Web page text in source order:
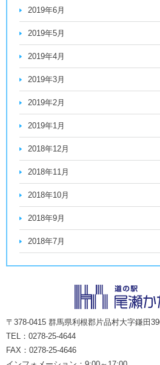
2019年6月
2019年5月
2019年4月
2019年3月
2019年2月
2019年1月
2018年12月
2018年11月
2018年10月
2018年9月
2018年7月
〒378-0415 群馬県利根郡片品村大字鎌田
TEL：0278-25-4644
FAX：0278-25-4646